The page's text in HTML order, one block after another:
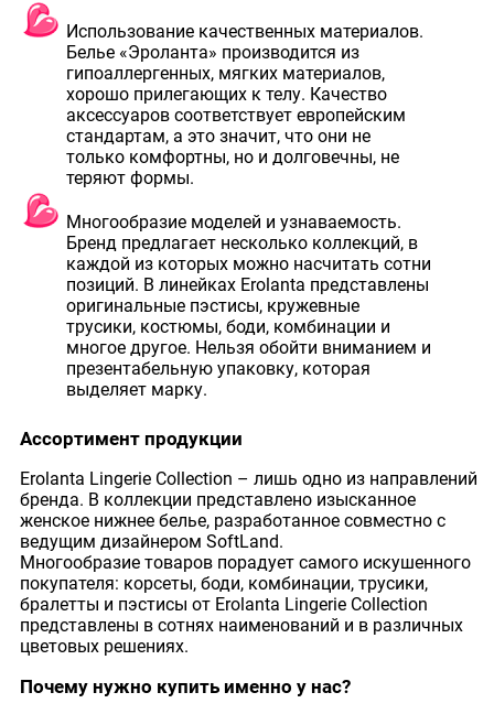
Использование качественных материалов.
Белье «Эроланта» производится из
гипоаллергенных, мягких материалов,
хорошо прилегающих к телу. Качество
аксессуаров соответствует европейским
стандартам, а это значит, что они не
только комфортны, но и долговечны, не
теряют формы.
Многообразие моделей и узнаваемость.
Бренд предлагает несколько коллекций, в
каждой из которых можно насчитать сотни
позиций. В линейках Erolanta представлены
оригинальные пэстисы, кружевные
трусики, костюмы, боди, комбинации и
многое другое. Нельзя обойти вниманием и
презентабельную упаковку, которая
выделяет марку.
Ассортимент продукции
Erolanta Lingerie Collection – лишь одно из направлений
бренда. В коллекции представлено изысканное
женское нижнее белье, разработанное совместно с
ведущим дизайнером SoftLand.
Многообразие товаров порадует самого искушенного
покупателя: корсеты, боди, комбинации, трусики,
бралетты и пэстисы от Erolanta Lingerie Collection
представлены в сотнях наименований и в различных
цветовых решениях.
Почему нужно купить именно у нас?